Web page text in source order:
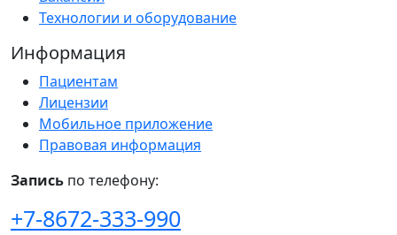
Технологии и оборудование
Информация
Пациентам
Лицензии
Мобильное приложение
Правовая информация
Запись по телефону:
+7-8672-333-990